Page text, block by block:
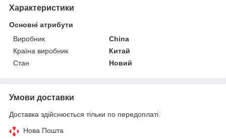
Характеристики
Основні атрибути
Виробник
China
Країна виробник
Китай
Стан
Новий
Умови доставки
Доставка здійснюється тільки по передоплаті.
Нова Пошта